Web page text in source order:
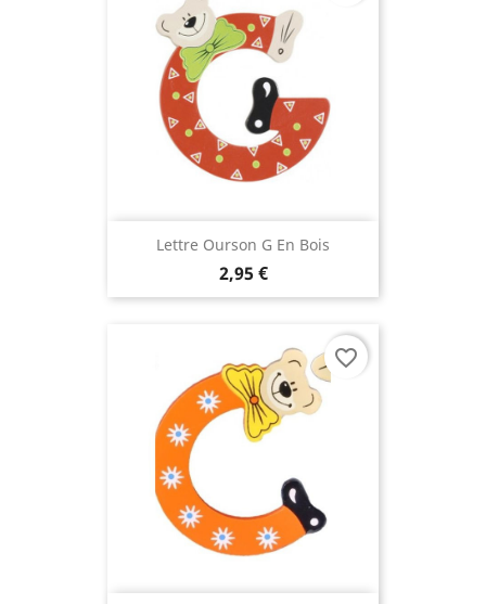
Lettre Ourson G En Bois
2,95 €
favorite_border